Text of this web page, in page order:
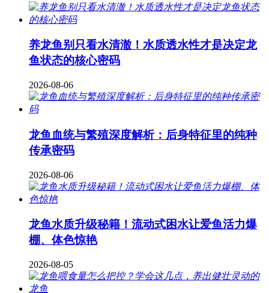
养龙鱼别只看水清澈！水质透水性才是决定龙
鱼状态的核心密码
2026-08-06
龙鱼血统与繁殖深度解析：后身特征里的纯种
传承密码
2026-08-06
龙鱼水质升级秘籍！流动式困水让爱鱼活力爆
棚、体色惊艳
2026-08-05